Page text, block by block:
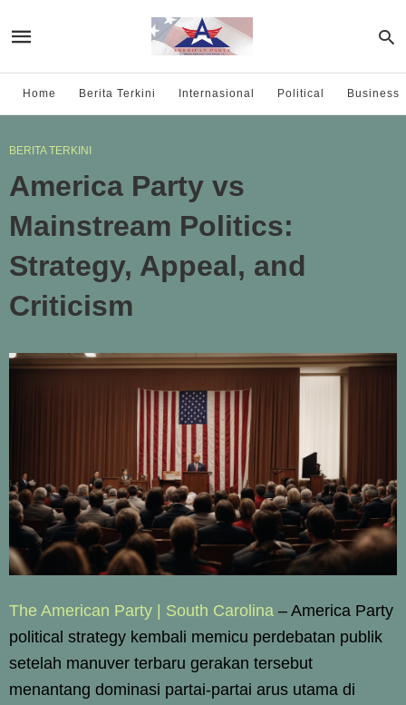
Home Berita Terkini Internasional Political Business
BERITA TERKINI
America Party vs
Mainstream Politics:
Strategy, Appeal, and
Criticism
The American Party | South Carolina – America Party
political strategy kembali memicu perdebatan publik
setelah manuver terbaru gerakan tersebut
menantang dominasi partai-partai arus utama di